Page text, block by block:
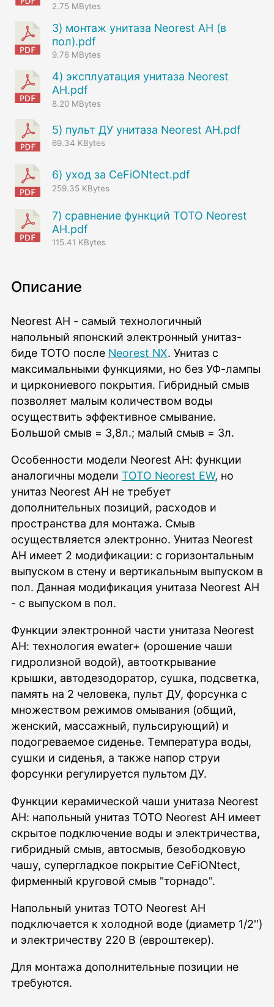
Описание
Neorest AH - самый технологичный
напольный японский электронный унитаз-
биде TOTO после Neorest NX. Унитаз с
максимальными функциями, но без УФ-лампы
и циркониевого покрытия. Гибридный смыв
позволяет малым количеством воды
осуществить эффективное смывание.
Большой смыв = 3,8л.; малый смыв = 3л.
Особенности модели Neorest AH: функции
аналогичны модели TOTO Neorest EW, но
унитаз Neorest AH не требует
дополнительных позиций, расходов и
пространства для монтажа. Смыв
осуществляется электронно. Унитаз Neorest
AH имеет 2 модификации: с горизонтальным
выпуском в стену и вертикальным выпуском в
пол. Данная модификация унитаза Neorest AH
- с выпуском в пол.
Функции электронной части унитаза Neorest
AH: технология ewater+ (орошение чаши
гидролизной водой), автооткрывание
крышки, автодезодоратор, сушка, подсветка,
память на 2 человека, пульт ДУ, форсунка с
множеством режимов омывания (общий,
женский, массажный, пульсирующий) и
подогреваемое сиденье. Температура воды,
сушки и сиденья, а также напор струи
форсунки регулируется пультом ДУ.
Функции керамической чаши унитаза Neorest
AH: напольный унитаз TOTO Neorest AH имеет
скрытое подключение воды и электричества,
гибридный смыв, автосмыв, безободковую
чашу, супергладкое покрытие CeFiONtect,
фирменный круговой смыв "торнадо".
Напольный унитаз TOTO Neorest AH
подключается к холодной воде (диаметр 1/2'')
и электричеству 220 B (евроштекер).
Для монтажа дополнительные позиции не
требуются.
2.75 MBytes
3) монтаж унитаза Neorest AH (в
пол).pdf
9.76 MBytes
4) эксплуатация унитаза Neorest
AH.pdf
8.20 MBytes
5) пульт ДУ унитаза Neorest AH.pdf
69.34 KBytes
6) уход за СeFiONtect.pdf
259.35 KBytes
7) сравнение функций ТОТО Neorest
AH.pdf
115.41 KBytes